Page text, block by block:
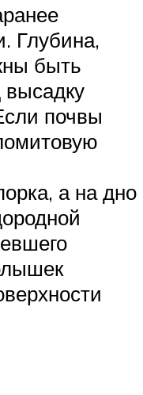
Глубина,
быть
высадку
почвы
а на дно